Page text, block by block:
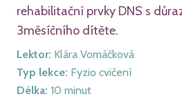
rehabilitační prvky DNS s
3měsíčního dítěte.
Lektor: Klára Vomáčková
Typ lekce: Fyzio cvičení
Délka: 10 minut